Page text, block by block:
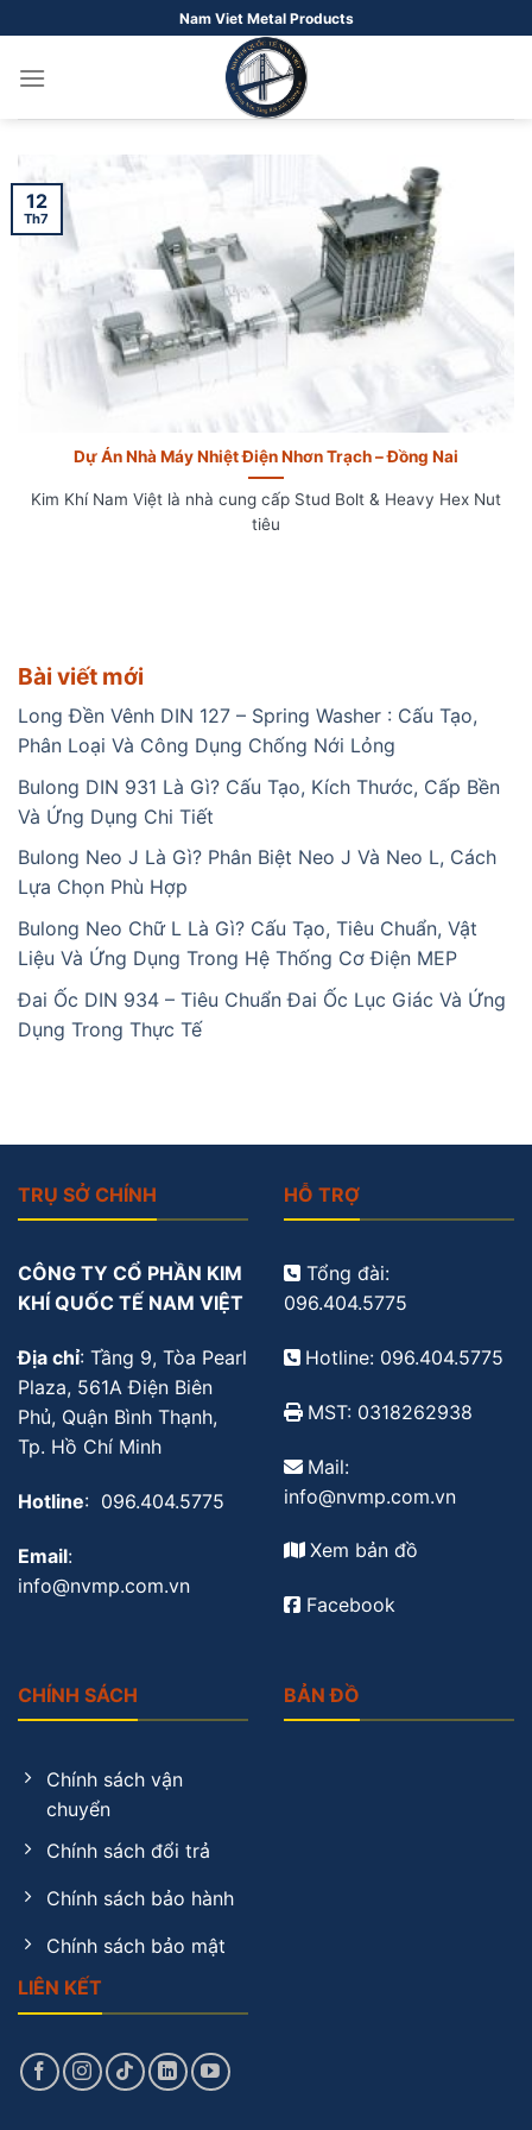
qua
nội
Nam Viet Metal Products
Bài viết mới
Long Đền Vênh DIN 127 – Spring Washer : Cấu Tạo,
Phân Loại Và Công Dụng Chống Nới Lỏng
Bulong DIN 931 Là Gì? Cấu Tạo, Kích Thước, Cấp Bền
Và Ứng Dụng Chi Tiết
Bulong Neo J Là Gì? Phân Biệt Neo J Và Neo L, Cách
Lựa Chọn Phù Hợp
Bulong Neo Chữ L Là Gì? Cấu Tạo, Tiêu Chuẩn, Vật
Liệu Và Ứng Dụng Trong Hệ Thống Cơ Điện MEP
Đai Ốc DIN 934 – Tiêu Chuẩn Đai Ốc Lục Giác Và Ứng
Dụng Trong Thực Tế
Dự Án Nhà Máy Nhiệt Điện Nhơn Trạch – Đồng Nai
Kim Khí Nam Việt là nhà cung cấp Stud Bolt & Heavy Hex Nut
tiêu
12
Th7
TRỤ SỞ CHÍNH
CÔNG TY CỔ PHẦN KIM
KHÍ QUỐC TẾ NAM VIỆT
Địa chỉ: Tầng 9, Tòa Pearl
Plaza, 561A Điện Biên
Phủ, Quận Bình Thạnh,
Tp. Hồ Chí Minh
Hotline: 096.404.5775
Email:
info@nvmp.com.vn
HỖ TRỢ
Tổng đài:
096.404.5775
Hotline: 096.404.5775
MST: 0318262938
Mail:
info@nvmp.com.vn
Xem bản đồ
Facebook
CHÍNH SÁCH
Chính sách vận
chuyển
Chính sách đổi trả
Chính sách bảo hành
Chính sách bảo mật
LIÊN KẾT
BẢN ĐỒ